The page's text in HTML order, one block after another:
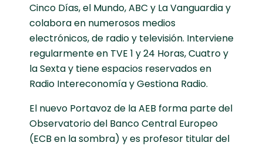
Cinco Días, el Mundo, ABC y La Vanguardia y
colabora en numerosos medios
electrónicos, de radio y televisión. Interviene
regularmente en TVE 1 y 24 Horas, Cuatro y
la Sexta y tiene espacios reservados en
Radio Intereconomía y Gestiona Radio.
El nuevo Portavoz de la AEB forma parte del
Observatorio del Banco Central Europeo
(ECB en la sombra) y es profesor titular del